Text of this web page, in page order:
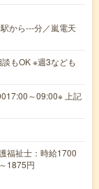
から---分／嵐電天
もOK ※週3なども
～09:00※ 上記
福祉士：時給1700
1875円